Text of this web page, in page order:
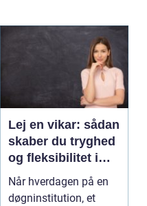
Lej en vikar: sådan
skaber du tryghed
og fleksibilitet i
hverdagen
Når hverdagen på en
døgninstitution, et